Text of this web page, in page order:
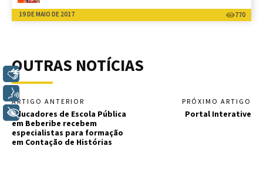
19 DE MAIO DE 2017 770
OUTRAS NOTÍCIAS
ARTIGO ANTERIOR
Educadores de Escola Pública
em Beberibe recebem
especialistas para formação
em Contação de Histórias
PRÓXIMO ARTIGO
Portal Interative
Libras
+ Acessibilidade